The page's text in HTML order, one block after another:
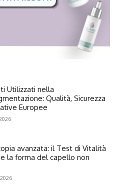
Utilizzati nella
Qualità, Sicurezza
Europee
avanzata: il Test di Vitalità
la forma del capello non